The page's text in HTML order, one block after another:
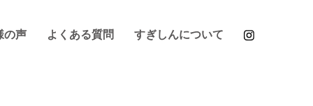
の声 よくある質問 すぎしんについて